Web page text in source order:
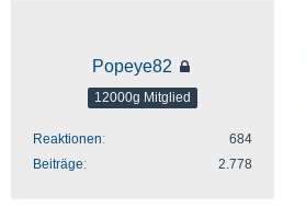
Popeye82
12000g Mitglied
Reaktionen
684
Beiträge
2.778